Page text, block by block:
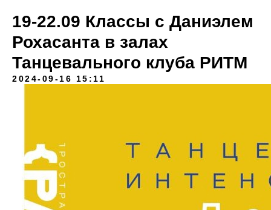
19-22.09 Классы с Даниэлем
Рохасанта в залах
Танцевального клуба РИТМ
2024-09-16 15:11